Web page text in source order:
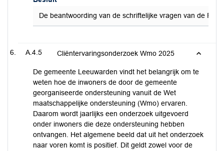
De beantwoording van de schriftelijke vragen van de
A.4.5 Cliëntervaringsonderzoek Wmo 2025
De gemeente Leeuwarden vindt het belangrijk om te
weten hoe de inwoners de door de gemeente
georganiseerde ondersteuning vanuit de Wet
maatschappelijke ondersteuning (Wmo) ervaren.
Daarom wordt jaarlijks een onderzoek uitgevoerd
onder inwoners die deze ondersteuning hebben
ontvangen. Het algemene beeld dat uit het onderzoek
naar voren komt is positief. Dit geldt zowel voor de